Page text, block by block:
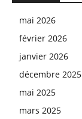
mai 2026
février 2026
janvier 2026
décembre 2025
mai 2025
mars 2025